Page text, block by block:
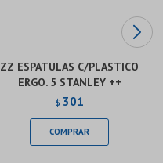
ZZ ESPATULAS C/PLASTICO
ERGO. 5 STANLEY ++
$ 301